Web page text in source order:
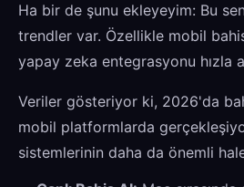
Ha bir de şunu ekleyeyim: Bu
trendler var. Özellikle mobil
yapay zeka entegrasyonu hızla
Veriler gösteriyor ki, 2026'da
mobil platformlarda
sistemlerinin daha da önemli